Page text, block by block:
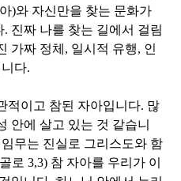
)와 자신만을 찾는 문화가
. 진짜 나를 찾는 길에서 걸림
가짜 정체 , 일시적 유행, 인
다.
적이고 참된 자아입니다. 많
안에 살고 있는 것 같습니
무는 진실로 그리스도와 함
골로3,3) 참 자아를 우리가 이